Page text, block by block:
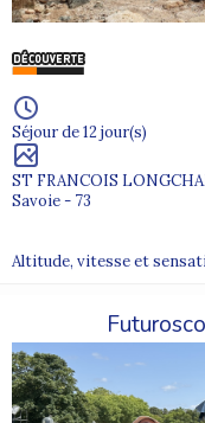
Séjour de 12 jour(s)
ST FRANCOIS
Savoie - 73
Altitude, vitesse et